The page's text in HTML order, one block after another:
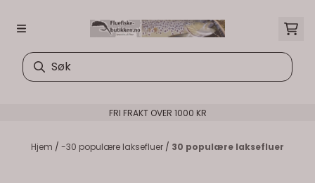
FRI FRAKT OVER 1000 KR
Hjem / -30 populære laksefluer / 30 populære laksefluer